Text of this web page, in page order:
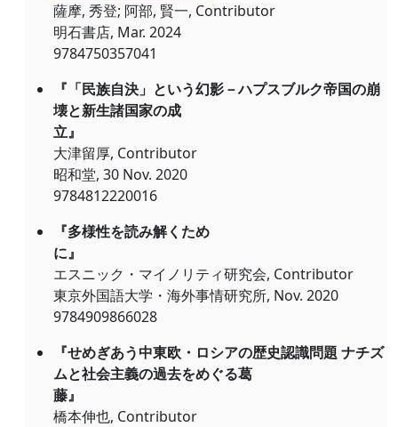
薩摩, 秀登; 阿部, 賢一, Contributor
明石書店, Mar. 2024
9784750357041
『「民族自決」という幻影－ハプスブルク帝国の崩
壊と新生諸国家の成
立』
大津留厚, Contributor
昭和堂, 30 Nov. 2020
9784812220016
『多様性を読み解くため
に』
エスニック・マイノリティ研究会, Contributor
東京外国語大学・海外事情研究所, Nov. 2020
9784909866028
『せめぎあう中東欧・ロシアの歴史認識問題 ナチズ
ムと社会主義の過去をめぐる葛
藤』
橋本伸也, Contributor